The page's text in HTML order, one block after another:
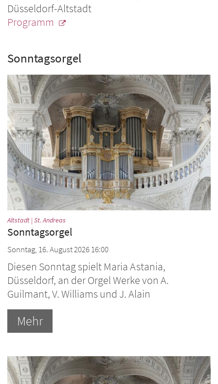
Düsseldorf-Altstadt
Programm
Sonntagsorgel
Altstadt | St. Andreas
Sonntagsorgel
Sonntag, 16. August 2026 16:00
Diesen Sonntag spielt Maria Astania,
Düsseldorf, an der Orgel Werke von A.
Guilmant, V. Williams und J. Alain
Mehr